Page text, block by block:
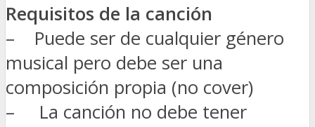
Requisitos de la canción
– Puede ser de cualquier género
musical pero debe ser una
composición propia (no cover)
– La canción no debe tener